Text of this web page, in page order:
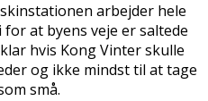
arbejder hele
at byens veje er saltede
hvis Kong Vinter skulle
og ikke mindst til at tage
små.